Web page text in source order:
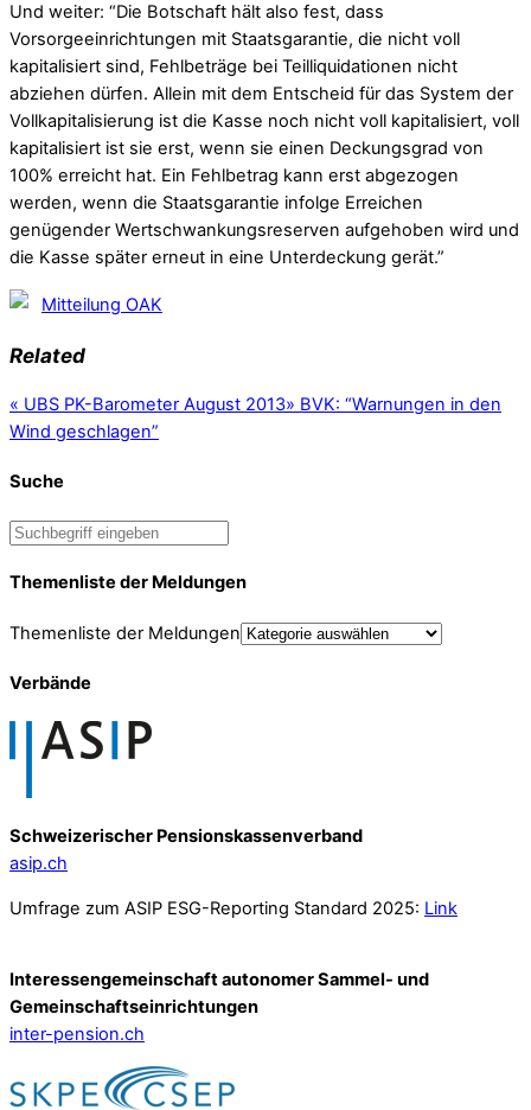
Und weiter: “Die Botschaft hält also fest, dass
Vorsorgeeinrichtungen mit Staatsgarantie, die nicht voll
kapitalisiert sind, Fehlbeträge bei Teilliquidationen nicht
abziehen dürfen. Allein mit dem Entscheid für das System der
Vollkapitalisierung ist die Kasse noch nicht voll kapitalisiert, voll
kapitalisiert ist sie erst, wenn sie einen Deckungsgrad von
100% erreicht hat. Ein Fehlbetrag kann erst abgezogen
werden, wenn die Staatsgarantie infolge Erreichen
genügender Wertschwankungsreserven aufgehoben wird und
die Kasse später erneut in eine Unterdeckung gerät.”
Mitteilung OAK
Related
« UBS PK-Barometer August 2013» BVK: “Warnungen in den
Wind geschlagen”
Suche
Themenliste der Meldungen
Themenliste der Meldungen
Verbände
Schweizerischer Pensionskassenverband
asip.ch
Umfrage zum ASIP ESG-Reporting Standard 2025: Link
Interessengemeinschaft autonomer Sammel- und
Gemeinschafts­einrichtungen
inter-pension.ch